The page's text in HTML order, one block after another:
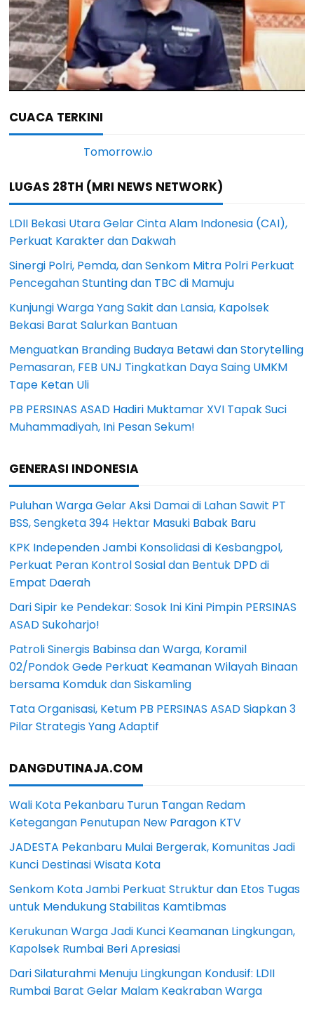
CUACA TERKINI
LUGAS 28TH (MRI NEWS NETWORK)
LDII Bekasi Utara Gelar Cinta Alam Indonesia (CAI),
Perkuat Karakter dan Dakwah
Sinergi Polri, Pemda, dan Senkom Mitra Polri Perkuat
Pencegahan Stunting dan TBC di Mamuju
Kunjungi Warga Yang Sakit dan Lansia, Kapolsek
Bekasi Barat Salurkan Bantuan
Menguatkan Branding Budaya Betawi dan Storytelling
Pemasaran, FEB UNJ Tingkatkan Daya Saing UMKM
Tape Ketan Uli
PB PERSINAS ASAD Hadiri Muktamar XVI Tapak Suci
Muhammadiyah, Ini Pesan Sekum!
GENERASI INDONESIA
Puluhan Warga Gelar Aksi Damai di Lahan Sawit PT
BSS, Sengketa 394 Hektar Masuki Babak Baru
KPK Independen Jambi Konsolidasi di Kesbangpol,
Perkuat Peran Kontrol Sosial dan Bentuk DPD di
Empat Daerah
Dari Sipir ke Pendekar: Sosok Ini Kini Pimpin PERSINAS
ASAD Sukoharjo!
Patroli Sinergis Babinsa dan Warga, Koramil
02/Pondok Gede Perkuat Keamanan Wilayah Binaan
bersama Komduk dan Siskamling
Tata Organisasi, Ketum PB PERSINAS ASAD Siapkan 3
Pilar Strategis Yang Adaptif
DANGDUTINAJA.COM
Wali Kota Pekanbaru Turun Tangan Redam
Ketegangan Penutupan New Paragon KTV
JADESTA Pekanbaru Mulai Bergerak, Komunitas Jadi
Kunci Destinasi Wisata Kota
Senkom Kota Jambi Perkuat Struktur dan Etos Tugas
untuk Mendukung Stabilitas Kamtibmas
Kerukunan Warga Jadi Kunci Keamanan Lingkungan,
Kapolsek Rumbai Beri Apresiasi
Dari Silaturahmi Menuju Lingkungan Kondusif: LDII
Rumbai Barat Gelar Malam Keakraban Warga